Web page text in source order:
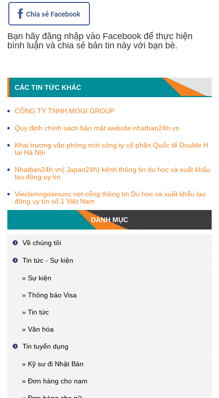
Bạn hãy đăng nhập vào Facebook để thực hiện
bình luận và chia sẻ bản tin này với bạn bè.
CÁC TIN TỨC KHÁC
CÔNG TY TNHH MOGI GROUP
Quy định chính sách bảo mật website nhatban24h.vn
Khai trương văn phòng mới công ty cổ phần Quốc tế Double H
tại Hà Nội
Nhatban24h.vn( Japan24h) kênh thông tin du học và xuất khẩu
lao động uy tín
Vieclamngoainuoc.net cổng thông tin Du học và xuất khẩu lao
động uy tín số 1 Việt Nam
DANH MỤC
Về chúng tôi
Tin tức - Sự kiện
» Sự kiện
» Thông báo Visa
» Tin tức
» Văn hóa
Tin tuyển dụng
» Kỹ sư đi Nhật Bản
» Đơn hàng cho nam